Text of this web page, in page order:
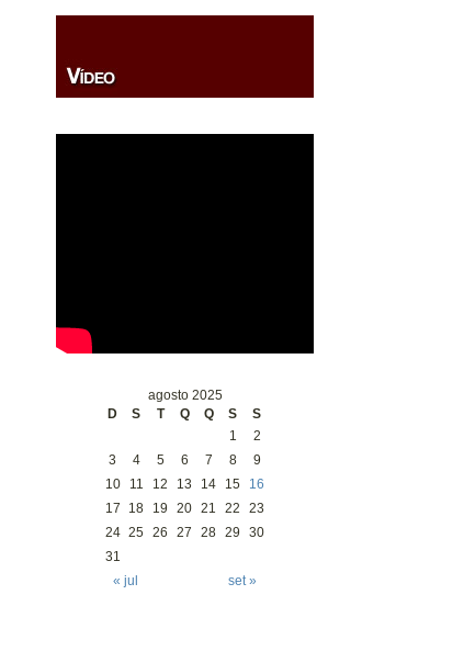
agosto 2025
D
S T Q Q S S
« jul set »
1
2
3
4 5 6 7 8
9
10
11 12 13 14 15
16
17
18 19 20 21 22
23
24 25 26 27 28 29
30
31